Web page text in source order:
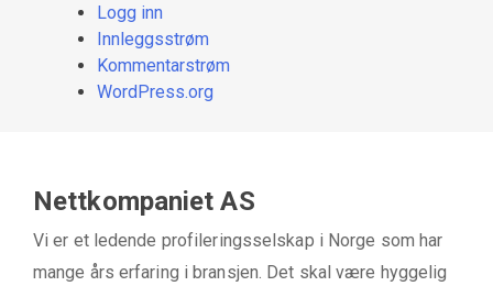
Logg inn
Innleggsstrøm
Kommentarstrøm
WordPress.org
Nettkompaniet AS
Vi er et ledende profileringsselskap i Norge som har
mange års erfaring i bransjen. Det skal være hyggelig